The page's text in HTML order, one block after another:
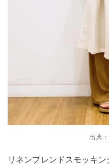
出典：
リネンブレンドスモッキン